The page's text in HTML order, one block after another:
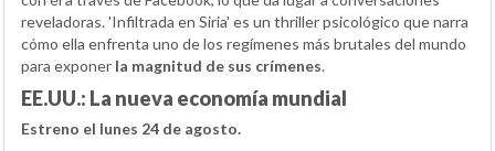
reveladoras. 'Infiltrada en Siria' es un thriller psicológico que narra
cómo ella enfrenta uno de los regímenes más brutales del mundo
para exponer la magnitud de sus crímenes.
EE.UU.: La nueva economía mundial
Estreno el lunes 24 de agosto.